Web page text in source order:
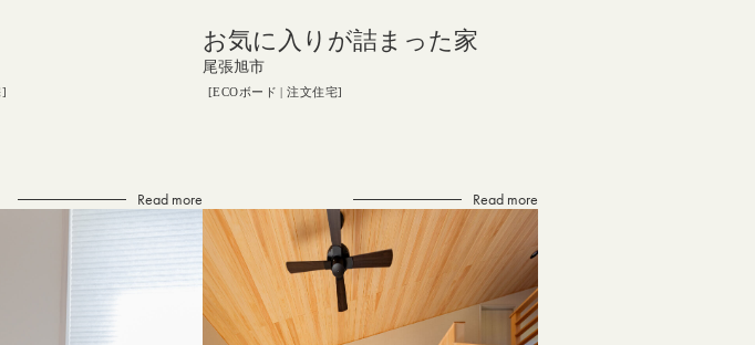
Read more
お気に入りが詰まった家
尾張旭市
ECOボード 注文住宅
Read more